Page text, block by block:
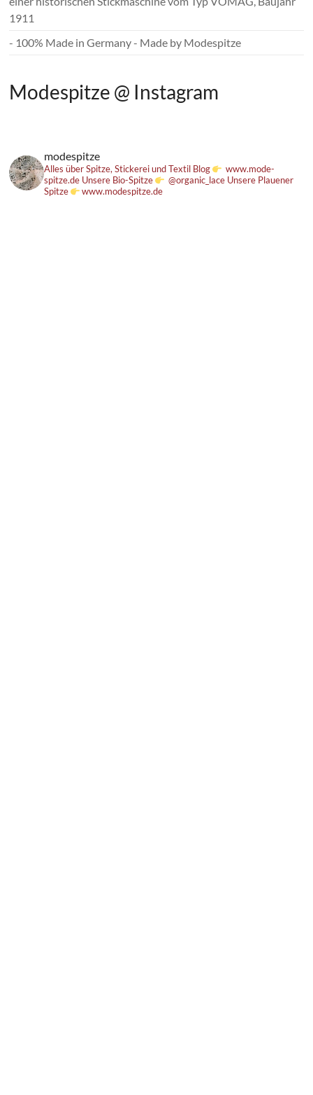
1911
- 100% Made in Germany - Made by Modespitze
Modespitze @ Instagram
modespitze
Alles über Spitze, Stickerei und Textil Blog
www.mode-
spitze.de Unsere Bio-Spitze @organic_lace Unsere Plauener
Spitze
www.modespitze.de